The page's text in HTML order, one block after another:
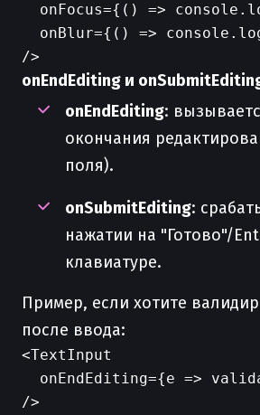
onFocus={() =>
onBlur={() =>
onEndEditing и
onEndEditing:
окончания
поля).
onSubmitEditing:
нажатии на "Готово"/
клавиатуре.
Пример, если хотите
после ввода:
<TextInput
onEndEditing={e =>